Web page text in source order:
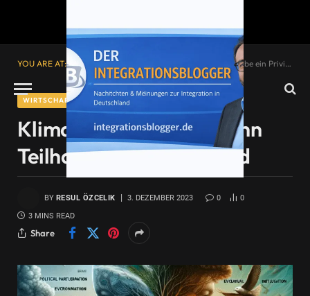
YOU ARE AT: Startseite» Klimagerechtigkeit: Wenn Teilhabe ein Privileg wird
WIRTSCHAFT UND ARBEIT
Klimagerechtigkeit: Wenn
Teilhabe ein Privileg wird
BY RESUL ÖZCELIK 3. DEZEMBER 2023 0 0
3 MINS READ
Share